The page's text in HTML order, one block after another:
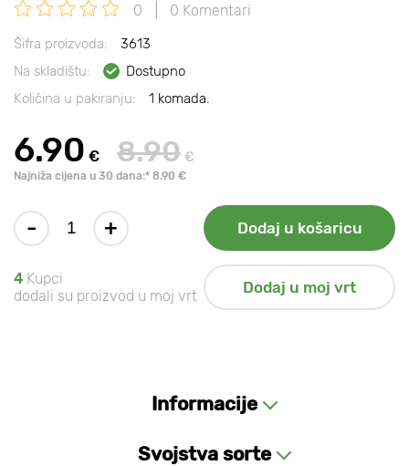
0 0 Komentari
Šifra proizvoda:
3613
Na skladištu:
Dostupno
Količina u pakiranju:
1 komada.
6.90 € 8.90 €
Najniža cijena u 30 dana:* 8.90 €
- + Dodaj u košaricu
4 Kupci
dodali su proizvod u moj vrt
Dodaj u moj vrt
Informacije
Svojstva sorte